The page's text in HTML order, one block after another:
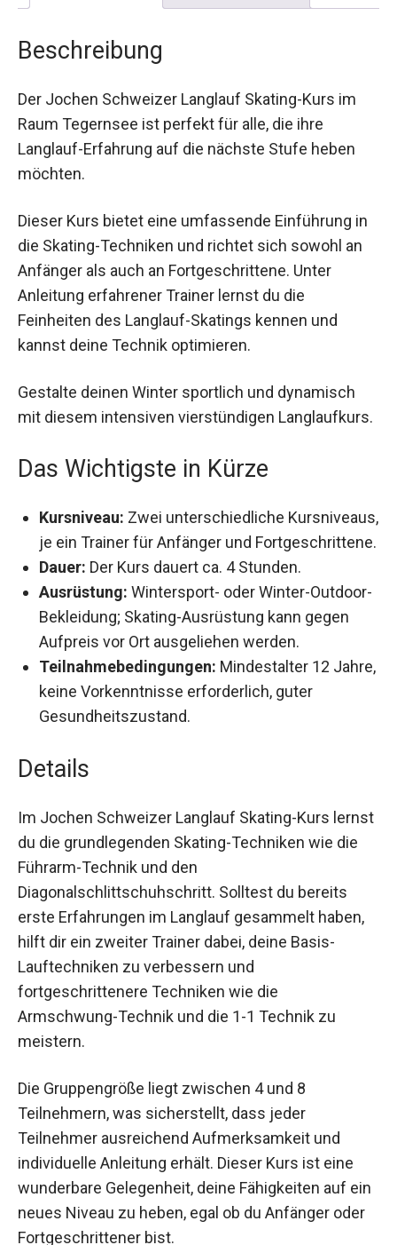
Beschreibung
Der Jochen Schweizer Langlauf Skating-Kurs im
Raum Tegernsee ist perfekt für alle, die ihre
Langlauf-Erfahrung auf die nächste Stufe heben
möchten.
Dieser Kurs bietet eine umfassende Einführung
in die Skating-Techniken und richtet sich sowohl
an Anfänger als auch an Fortgeschrittene. Unter
Anleitung erfahrener Trainer lernst du die
Feinheiten des Langlauf-Skatings kennen und
kannst deine Technik optimieren.
Gestalte deinen Winter sportlich und dynamisch
mit diesem intensiven vierstündigen
Das Wichtigste in Kürze
Kursniveau:
Zwei unterschiedliche
Kursniveaus, je ein Trainer für Anfänger und
Fortgeschrittene.
Dauer: Der Kurs dauert ca. 4 Stunden.
Ausrüstung:
Wintersport- oder Winter-
Outdoor-Bekleidung; Skating-Ausrüstung kann
gegen Aufpreis vor Ort ausgeliehen werden.
Teilnahmebedingungen:
Mindestalter 12
Gesundheitszustand.
Details
Im Jochen Schweizer Langlauf Skating-Kurs
lernst du die grundlegenden Skating-Techniken
wie die Führarm-Technik und den
Diagonalschlittschuhschritt. Solltest du bereits
erste Erfahrungen im Langlauf gesammelt haben,
hilft dir ein zweiter Trainer dabei, deine Basis-
Lauftechniken zu verbessern und
fortgeschrittenere Techniken wie die
meistern.
Die Gruppengröße liegt zwischen 4 und 8
Teilnehmern, was sicherstellt, dass jeder
Teilnehmer ausreichend Aufmerksamkeit und
individuelle Anleitung erhält. Dieser Kurs ist eine
wunderbare Gelegenheit, deine Fähigkeiten auf